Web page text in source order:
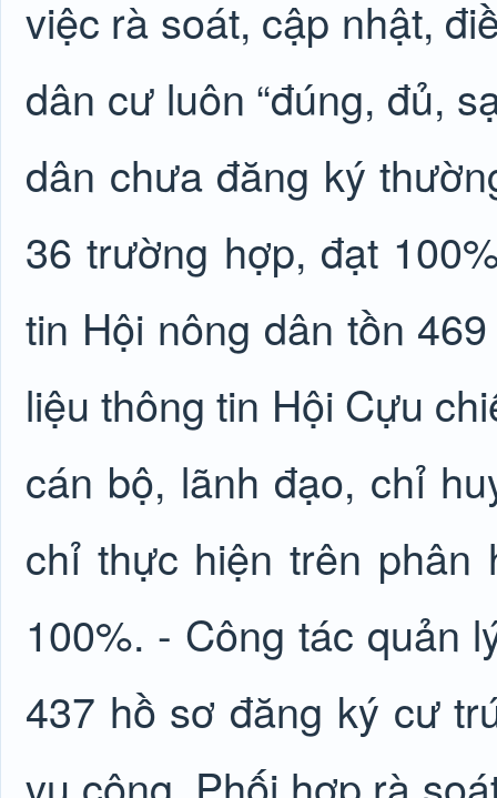
việc rà soát, cập nhật,
dân cư luôn “đúng, đủ,
dân chưa đăng ký
36 trường hợp, đạt
tin Hội nông dân tồn
liệu thông tin Hội Cựu
cán bộ, lãnh đạo, chỉ
chỉ thực hiện trên phân
100%. - Công tác quản
437 hồ sơ đăng ký cư